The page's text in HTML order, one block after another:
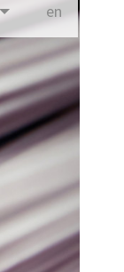
en glish